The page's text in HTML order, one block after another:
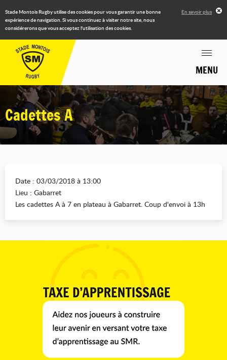
Stade Montois Rugby utilise des cookies pour vous garantir une bonne
expérience de navigation. Si vous continuez à visiter notre site, nous
considérerons que vous acceptez l'utilisation des cookies.
En savoir plus
MENU
Cadettes A
Date : 03/03/2018 à 13:00
Lieu : Gabarret
Les cadettes A à 7 en plateau à Gabarret. Coup d'envoi à 13h